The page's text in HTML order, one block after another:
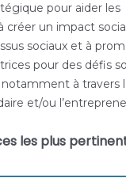
pour aider les
créer un impact
sociaux et à
pour des défis
à travers
et/ou
les plus